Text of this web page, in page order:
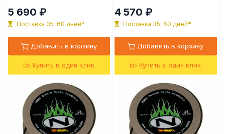
5 690 ₽
Поставка 35-60 дней*
Добавить в корзину
Купить в один клик
4 570 ₽
Поставка 35-60 дней*
Добавить в корзину
Купить в один клик